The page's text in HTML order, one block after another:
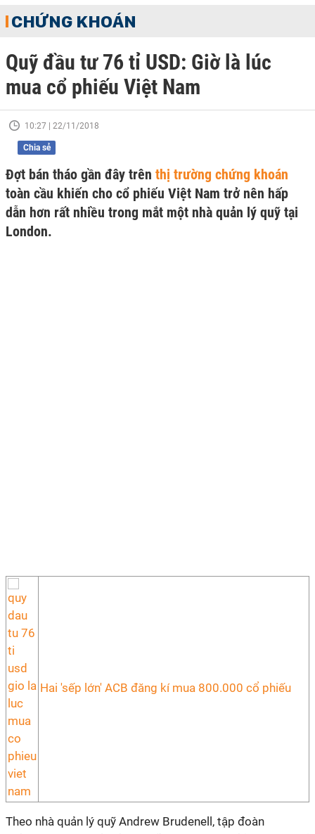
CHỨNG KHOÁN
Quỹ đầu tư 76 tỉ USD: Giờ là lúc
mua cổ phiếu Việt Nam
10:27 | 22/11/2018
Chia sẻ
Đợt bán tháo gần đây trên thị trường chứng khoán
toàn cầu khiến cho cổ phiếu Việt Nam trở nên hấp
dẫn hơn rất nhiều trong mắt một nhà quản lý quỹ tại
London.
Hai 'sếp lớn' ACB đăng kí mua 800.000 cổ phiếu
Theo nhà quản lý quỹ Andrew Brudenell, tập đoàn